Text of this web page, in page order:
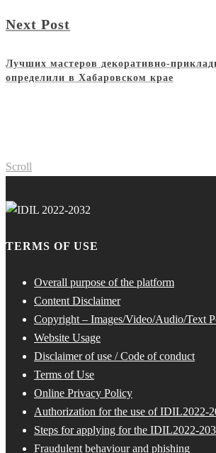
Next Post
Лучших мастеров декоративно-
определили в Хабаровском крае
Scroll
TERMS OF USE
Overall purpose of the platform
Content Disclaimer
Copyright – Images/Video/Audio/Text
Website Usage
Disclaimer of use / Code of conduct
Terms of Use
Online Privacy Policy
Authorization for the use of IDIL2022-
Steps for applying for the IDIL2022-
Fraudulent behaviour and phishing